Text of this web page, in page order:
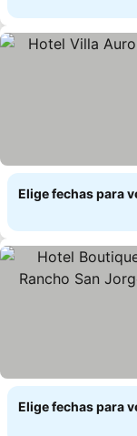
Elige fechas para
Elige fechas para